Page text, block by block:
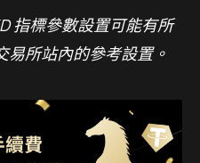
指標參數設置可能有所
易所站內的參考設置。